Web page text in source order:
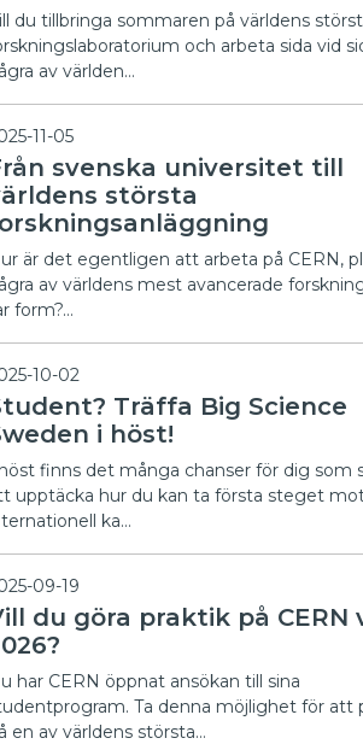
du tillbringa sommaren på världens
och arbeta sida vid
av världen…
11-05
svenska universitet till
största
är det egentligen att arbeta på CERN,
av världens mest avancerade
form?…
10-02
Träffa Big Science
i höst!
finns det många chanser för dig som
upptäcka hur du kan ta första steget
ka…
09-19
du göra praktik på CERN
har CERN öppnat ansökan till sina
Ta denna möjlighet för att
en av världens största…